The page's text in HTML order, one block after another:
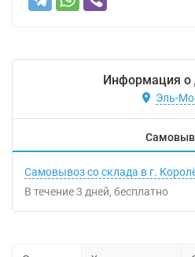
Информация о
Эль-
Самовывоз со склада в г.
В течение3 дней Бесплатно